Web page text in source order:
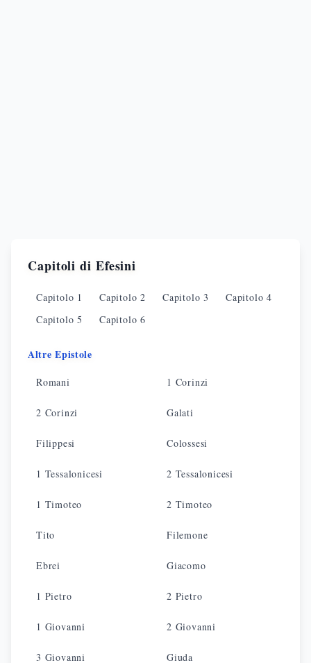
Capitoli di Efesini
Capitolo 1 Capitolo2 Capitolo3 Capitolo4
Capitolo5 Capitolo6
Altre Epistole
Romani 1 Corinzi
2 Corinzi Galati
Filippesi Colossesi
1 Tessalonicesi 2 Tessalonicesi
1 Timoteo 2 Timoteo
Tito Filemone
Ebrei Giacomo
1 Pietro 2 Pietro
1 Giovanni 2 Giovanni
3 Giovanni Giuda